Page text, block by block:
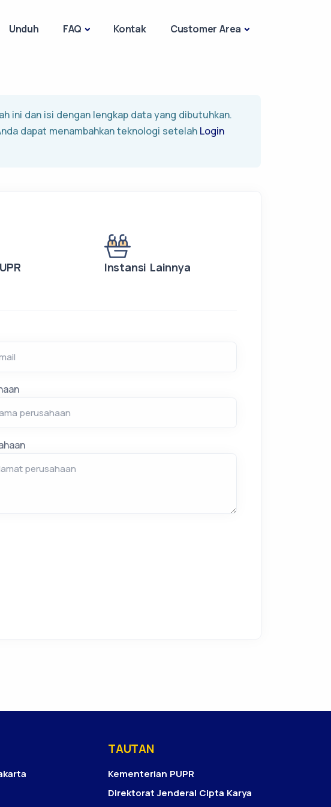
Unduh FAQ Kontak Customer Area
ini dan isi dengan lengkap data yang dibutuhkan.
dapat menambahkan teknologi setelah Login
Instansi Lainnya
TAUTAN
Kementerian PUPR
Direktorat Jenderal Cipta Karya